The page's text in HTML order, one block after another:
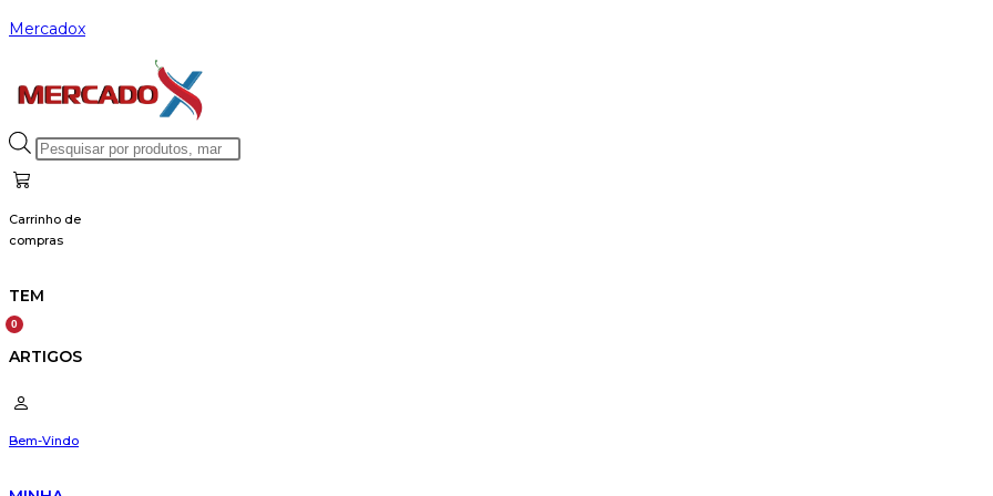
Skip
content
Mercadox
Products
Carrinho de
compras
TEM
ARTIGOS
Bem-Vindo